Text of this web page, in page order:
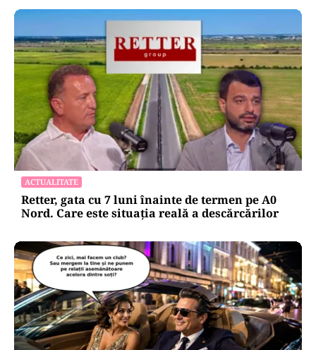
ACTUALITATE
Retter, gata cu 7 luni înainte de termen pe A0
Nord. Care este situația reală a descărcărilor